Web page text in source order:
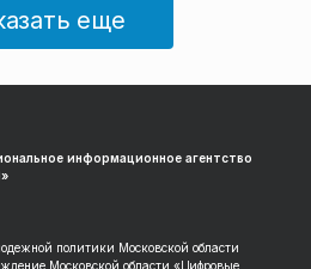
еще
информационное агентство
политики Московской области
Московской области «Цифровые